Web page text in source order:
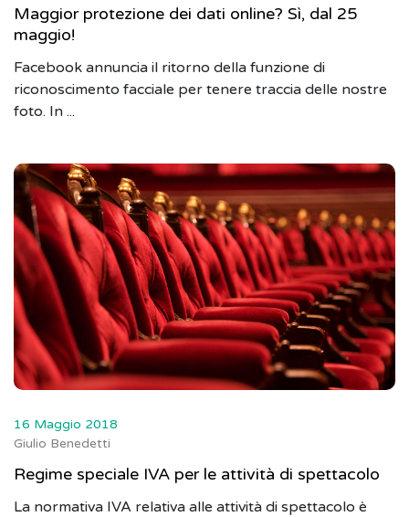
Maggior protezione dei dati online? Sì, dal 25
maggio!
Facebook annuncia il ritorno della funzione di
riconoscimento facciale per tenere traccia delle nostre
foto. In ...
16 Maggio 2018
Giulio Benedetti
Regime speciale IVA per le attività di spettacolo
La normativa IVA relativa alle attività di spettacolo è